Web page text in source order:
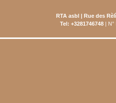
RTA asbl | Rue des
Tel: +3281746748| N°